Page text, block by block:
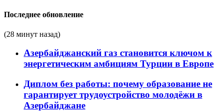
Последнее обновление
(28 минут назад)
Азербайджанский газ становится ключом к
энергетическим амбициям Турции в Европе
Диплом без работы: почему образование не
гарантирует трудоустройство молодёжи в
Азербайджане